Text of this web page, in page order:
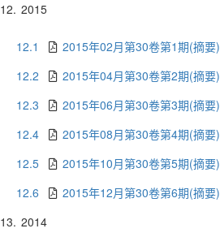
12. 2015
12.1
2015年02月第30卷第1期(摘要)
12.2
2015年04月第30卷第2期(摘要)
12.3
2015年06月第30卷第3期(摘要)
12.4
2015年08月第30卷第4期(摘要)
12.5
2015年10月第30卷第5期(摘要)
12.6
2015年12月第30卷第6期(摘要)
13. 2014